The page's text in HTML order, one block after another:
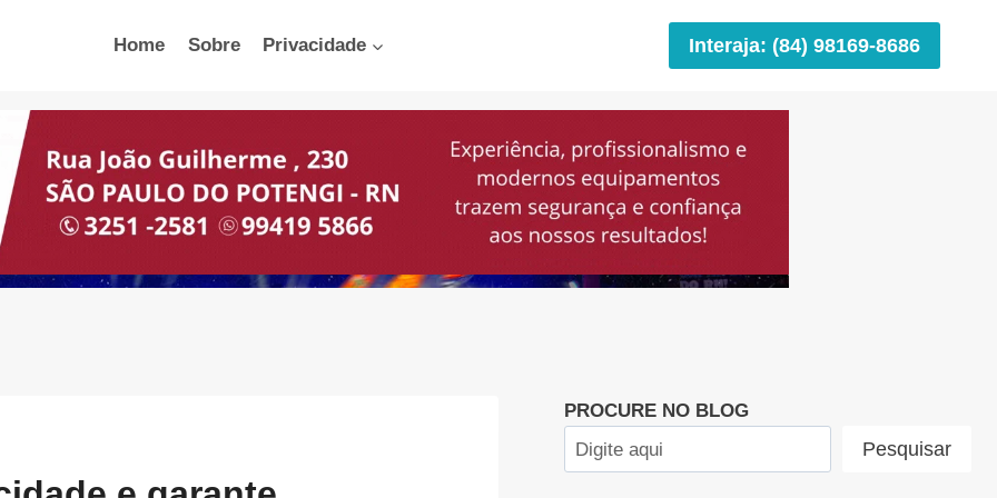
Home Sobre Privacidade Interaja: (84) 98169-8686
PROCURE NO BLOG
Pesquisar